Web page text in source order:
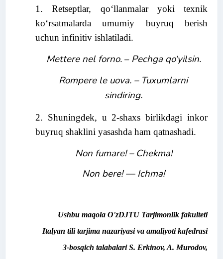
1. Retseptlar, qo‘llanmalar yoki texnik
ko‘rsatmalarda umumiy buyruq berish
uchun infinitiv ishlatiladi.
Mettere nel forno.–Pechga qo‘yilsin.
Rompere le uova. – Tuxumlarni
sindiring.
2. Shuningdek, u 2-shaxs birlikdagi inkor
buyruq shaklini yasashda ham qatnashadi.
Non fumare! –Chekma!
Non bere! — Ichma!
Ushbu maqola O'zDJTU Tarjimonlik fakulteti
Italyan tili tarjima nazariyasi va amaliyoti kafedrasi
3-bosqich talabalari S. Erkinov, A. Murodov,